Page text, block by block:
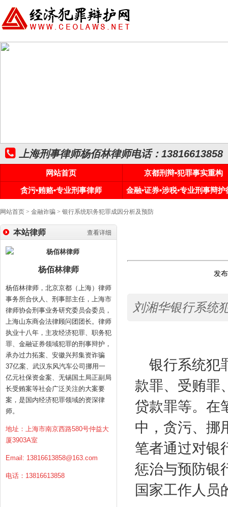
上海刑事律师杨佰林律师电话：13816613858
网站首页
京都刑辩•犯罪事实重构
贪污•贿赂•专业刑事律师
金融•证券•涉税•专业刑事辩护
网站首页 > 金融诈骗 > 银行系统职务犯罪成因分析及预防
查看详细
本站律师
杨佰林律师
杨佰林律师，北京京都（上海）律师
事务所合伙人、刑事部主任，上海市
律师协会刑事业务研究委员会委员，
上海山东商会法律顾问团团长。律师
执业十八年，主攻经济犯罪、职务犯
罪、金融证券领域犯罪的刑事辩护，
承办过力拓案、安徽兴邦集资诈骗
37亿案、武汉东风汽车公司挪用一
亿元社保资金案、无锡国土局正副局
长受贿案等社会广泛关注的大案要
案，是国内经济犯罪领域的资深律
师。
地址：上海市南京西路580号仲益大
厦3903A室
Email: 13816613858@163.com
电话：13816613858
发
刘湘华银行系统
银行系统犯
款罪、受贿罪
贷款罪等。在
中，贪污、挪
笔者通过对银
惩治与预防银
国家工作人员